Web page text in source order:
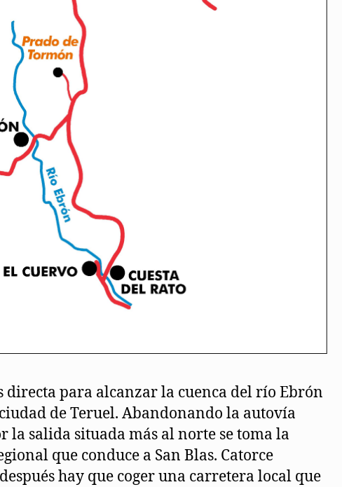
directa para alcanzar la cuenca del río Ebrón
de Teruel. Abandonando la autovía
la salida situada más al norte se toma la
que conduce a San Blas. Catorce
hay que coger una carretera local que